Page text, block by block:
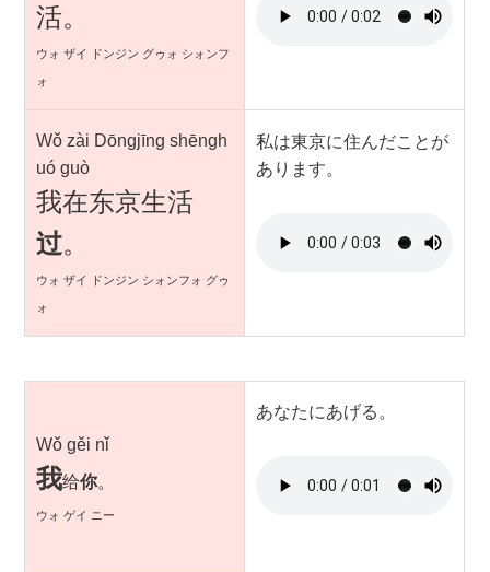
活。
ウォ ザイ ドンジン グゥォ シォンフ
ォ
Wǒ zài Dōngjīng shēngh
uó guò
我在东京生活
过。
ウォ ザイ ドンジン シォンフォ グゥ
ォ
私は東京に住んだことが
あります。
Wǒ gěi nǐ
我给你。
ウォ ゲイ ニー
あなたにあげる。